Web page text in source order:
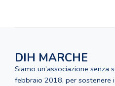
DIH MARCHE
Siamo un’associazione
febbraio 2018, per sostenere